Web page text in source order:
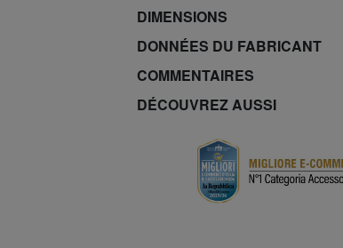
DIMENSIONS
DONNÉES DU FABRICANT
COMMENTAIRES
DÉCOUVREZ AUSSI